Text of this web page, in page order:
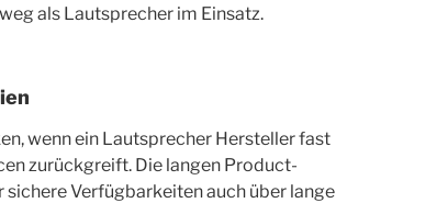
als Lautsprecher im Einsatz.
wenn ein Lautsprecher Hersteller fast
zurückgreift. Die langen Product-
Verfügbarkeiten auch über lange